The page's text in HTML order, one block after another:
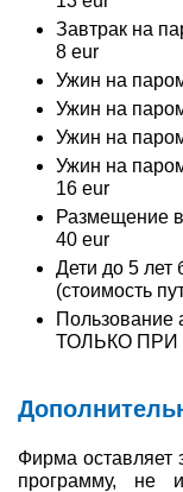
Завтрак на
8 eur
Ужин на
Ужин на
Ужин на
Ужин на
16 eur
Размещение
40 eur
Дети до 5 лет
(стоимость
ТОЛЬКО ПРИ
Фирма оставляет
программу, не